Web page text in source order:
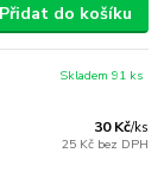
Přidat do košíku
30 Kč/ks
25 Kč bez DPH
Skladem 91 ks